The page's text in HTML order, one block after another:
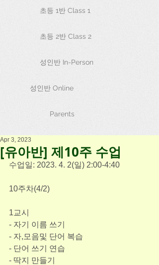
초등 1반 Class 1
초등 2반 Class 2
성인반 In-Person
성인반 Online
Parents
[유아반] 제10주 수업
Apr 3, 2023
수업일: 2023. 4. 2(일) 2:00-4:40
﻿10주차(4/2)
1교시
- 자기 이름 쓰기
- 자,모음및 단어 복습
- 단어 쓰기 연습
- 딱지 만들기